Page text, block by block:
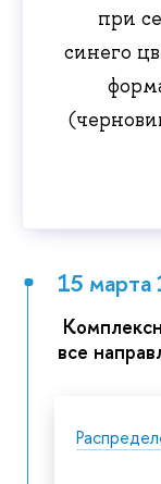
при
синего
15 марта
все